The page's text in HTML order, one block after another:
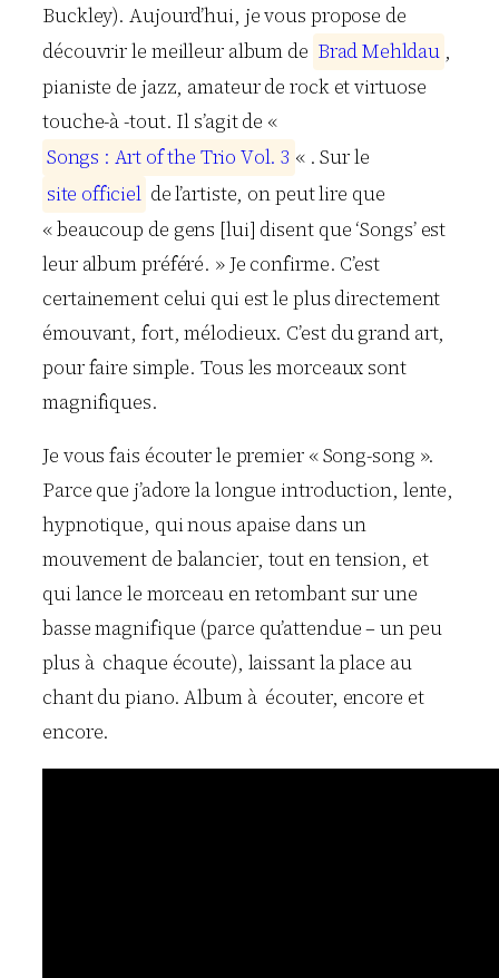
Buckley). Aujourd’hui, je vous propose de
découvrir le meilleur album de BradMehldau ,
pianiste de jazz, amateur de rock et virtuose
touche-à -tout. Il s’agit de «
Songs : Art ofthe Trio Vol. 3 « . Sur le
site officiel de l’artiste, on peut lire que
« beaucoup de gens [lui] disent que ‘Songs’ est
leur album préféré. » Je confirme. C’est
certainement celui qui est le plus directement
émouvant, fort, mélodieux. C’est du grand art,
pour faire simple. Tous les morceaux sont
magnifiques.
Je vous fais écouter le premier « Song-song ».
Parce que j’adore la longue introduction, lente,
hypnotique, qui nous apaise dans un
mouvement de balancier, tout en tension, et
qui lance le morceau en retombant sur une
basse magnifique (parce qu’attendue – un peu
plus à chaque écoute), laissant la place au
chant du piano. Album à écouter, encore et
encore.